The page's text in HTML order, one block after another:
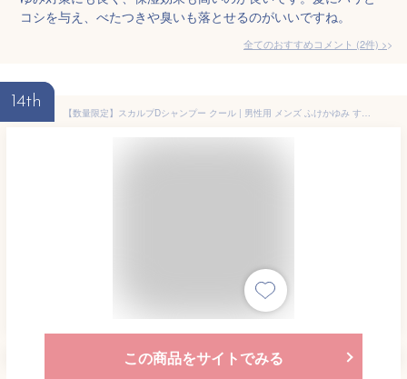
コシを与え、べたつきや臭いも落とせるのがいいですね。
全てのおすすめコメント (2件) >
14th
【数量限定】スカルプDシャンプー クール | 男性用 メンズ ふけかゆみ すかるぷD scalp−d スカルプシャンプー 男性 スカルプ 頭皮 ノンシリコン ノンシリコンシャンプー 頭皮ケア ランキング
この商品をサイトでみる